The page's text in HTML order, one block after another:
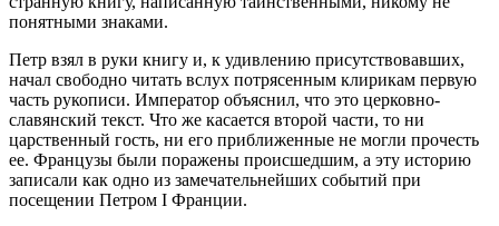
понятными знаками.
Петр взял в руки книгу и, к удивлению присутствовавших,
начал свободно читать вслух потрясенным клирикам первую
часть рукописи. Император объяснил, что это церковно-
славянский текст. Что же касается второй части, то ни
царственный гость, ни его приближенные не могли прочесть
ее. Французы были поражены происшедшим, а эту историю
записали как одно из замечательнейших событий при
посещении Петром I Франции.